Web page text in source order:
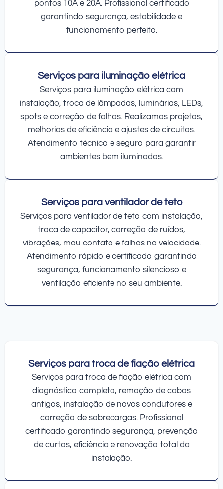
pontos 10A e 20A. Profissional certificado
garantindo segurança, estabilidade e
funcionamento perfeito.
Serviços para iluminação elétrica
Serviços para iluminação elétrica com
instalação, troca de lâmpadas, luminárias, LEDs,
spots e correção de falhas. Realizamos projetos,
melhorias de eficiência e ajustes de circuitos.
Atendimento técnico e seguro para garantir
ambientes bem iluminados.
Serviços para ventilador de teto
Serviços para ventilador de teto com instalação,
troca de capacitor, correção de ruídos,
vibrações, mau contato e falhas na velocidade.
Atendimento rápido e certificado garantindo
segurança, funcionamento silencioso e
ventilação eficiente no seu ambiente.
Serviços para troca de fiação elétrica
Serviços para troca de fiação elétrica com
diagnóstico completo, remoção de cabos
antigos, instalação de novos condutores e
correção de sobrecargas. Profissional
certificado garantindo segurança, prevenção
de curtos, eficiência e renovação total da
instalação.